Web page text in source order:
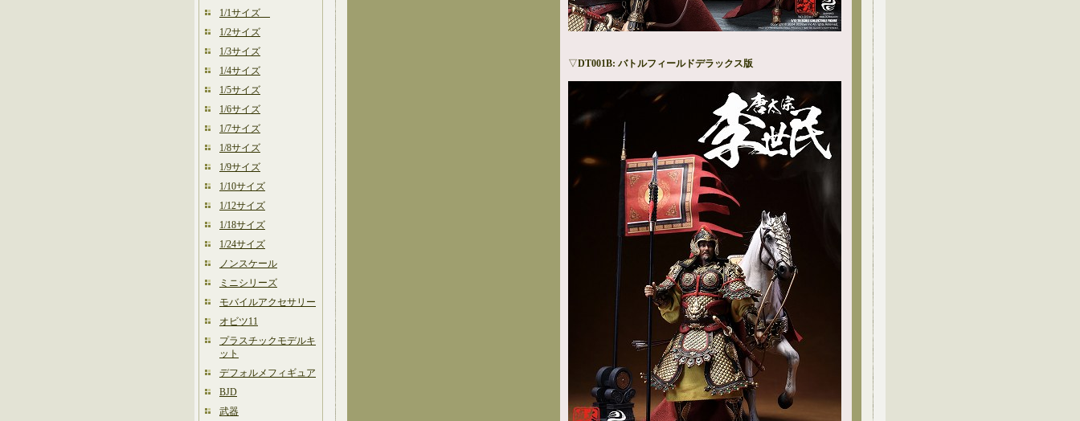
1/1サイズ
1/2サイズ
1/3サイズ
1/4サイズ
1/5サイズ
1/6サイズ
1/7サイズ
1/8サイズ
1/9サイズ
1/10サイズ
1/12サイズ
1/18サイズ
1/24サイズ
ノンスケール
ミニシリーズ
モバイルアクセサリー
オビツ11
プラスチックモデルキ
ット
デフォルメフィギュア
BJD
武器
▽DT001B: バトルフィールドデラックス版